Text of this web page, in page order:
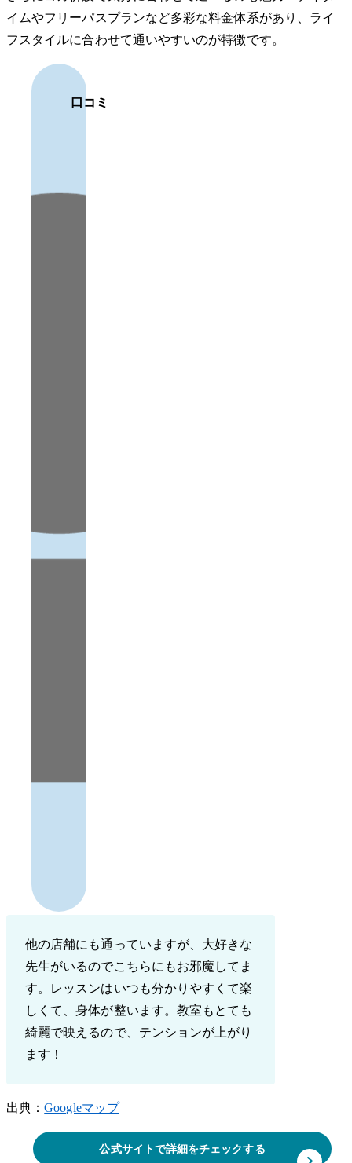
イムやフリーパスプランなど多彩な料金体系があり、ライ
フスタイルに合わせて通いやすいのが特徴です。
口コミ
他の店舗にも通っていますが、大好きな
先生がいるのでこちらにもお邪魔してま
す。レッスンはいつも分かりやすくて楽
しくて、身体が整います。教室もとても
綺麗で映えるので、テンションが上がり
ます！
出典：Googleマップ
公式サイトで詳細をチェックする